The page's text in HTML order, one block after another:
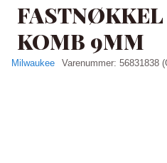
KOMB 9MM
Milwaukee Varenummer: 56831838